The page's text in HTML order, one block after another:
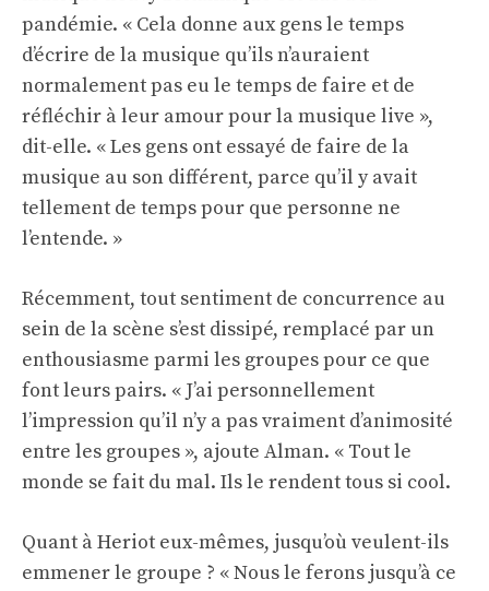
pandémie. « Cela donne aux gens le temps
d’écrire de la musique qu’ils n’auraient
normalement pas eu le temps de faire et de
réfléchir à leur amour pour la musique live »,
dit-elle. « Les gens ont essayé de faire de la
musique au son différent, parce qu’il y avait
tellement de temps pour que personne ne
l’entende. »
Récemment, tout sentiment de concurrence au
sein de la scène s’est dissipé, remplacé par un
enthousiasme parmi les groupes pour ce que
font leurs pairs. « J’ai personnellement
l’impression qu’il n’y a pas vraiment d’animosité
entre les groupes », ajoute Alman. « Tout le
monde se fait du mal. Ils le rendent tous si cool.
Quant à Heriot eux-mêmes, jusqu’où veulent-ils
emmener le groupe ? « Nous le ferons jusqu’à ce